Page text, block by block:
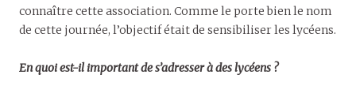
connaître cette association. Comme le porte bien le nom
de cette journée, l’objectif était de sensibiliser les lycéens.
En quoi est-il important de s’adresser à des lycéens ?